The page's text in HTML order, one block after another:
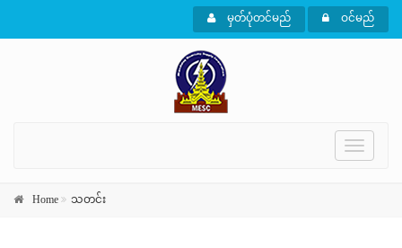
မှတ်ပုံတင်မည် ဝင်မည်
Toggle
Home သတင်း